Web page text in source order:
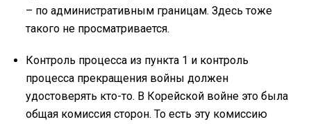
– по административным границам. Здесь тоже
такого не просматривается.
Контроль процесса из пункта 1 и контроль
процесса прекращения войны должен
удостоверять кто-то. В Корейской войне это была
общая комиссия сторон. То есть эту комиссию